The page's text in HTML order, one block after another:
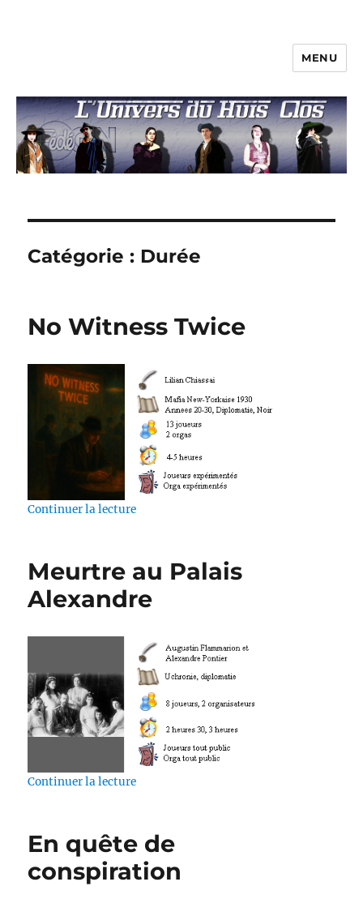
MENU
Catégorie : Durée
No Witness Twice
Continuer la lecturede « No Witness Twice »
Meurtre au Palais
Alexandre
Continuer la lecturede « Meurtre au Palais Alexandre »
En quête de
conspiration